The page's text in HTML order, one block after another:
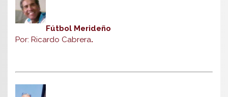
Fútbol Merideño
Por: Ricardo Cabrera.